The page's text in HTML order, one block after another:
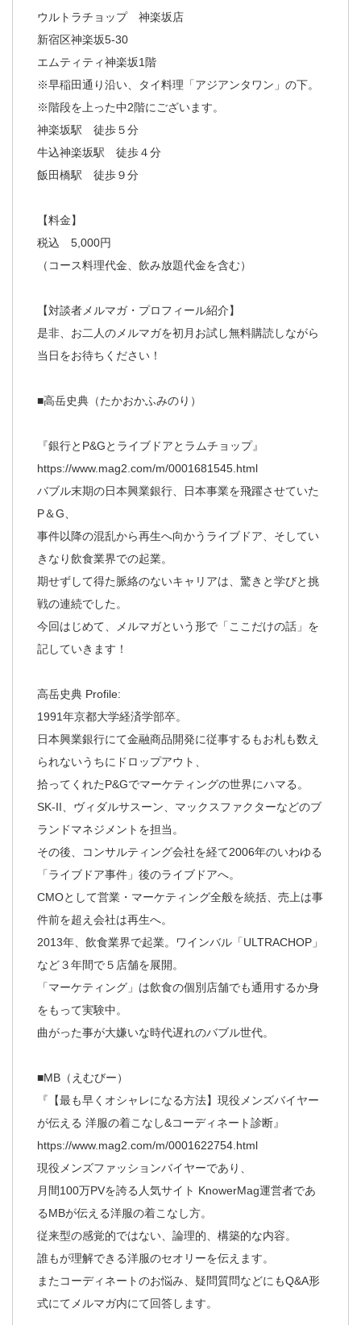
ウルトラチョップ 神楽坂店
新宿区神楽坂5-30
エムティティ神楽坂1階
※早稲田通り沿い、タイ料理「アジアンタワン」の下。
※階段を上った中2階にございます。
神楽坂駅 徒歩５分
牛込神楽坂駅 徒歩４分
飯田橋駅 徒歩９分
【料金】
税込 5,000円
（コース料理代金、飲み放題代金を含む）
【対談者メルマガ・プロフィール紹介】
是非、お二人のメルマガを初月お試し無料購読しながら
当日をお待ちください！
■高岳史典（たかおかふみのり）
『銀行とP&Gとライブドアとラムチョップ』
https://www.mag2.com/m/0001681545.html
バブル末期の日本興業銀行、日本事業を飛躍させていた
P＆G、
事件以降の混乱から再生へ向かうライブドア、そしてい
きなり飲食業界での起業。
期せずして得た脈絡のないキャリアは、驚きと学びと挑
戦の連続でした。
今回はじめて、メルマガという形で「ここだけの話」を
記していきます！
高岳史典 Profile:
1991年京都大学経済学部卒。
日本興業銀行にて金融商品開発に従事するもお札も数え
られないうちにドロップアウト、
拾ってくれたP&Gでマーケティングの世界にハマる。
SK-II、ヴィダルサスーン、マックスファクターなどのブ
ランドマネジメントを担当。
その後、コンサルティング会社を経て2006年のいわゆる
「ライブドア事件」後のライブドアへ。
CMOとして営業・マーケティング全般を統括、売上は事
件前を超え会社は再生へ。
2013年、飲食業界で起業。ワインバル「ULTRACHOP」
など３年間で５店舗を展開。
「マーケティング」は飲食の個別店舗でも通用するか身
をもって実験中。
曲がった事が大嫌いな時代遅れのバブル世代。
■MB（えむびー）
『【最も早くオシャレになる方法】現役メンズバイヤー
が伝える 洋服の着こなし&コーディネート診断』
https://www.mag2.com/m/0001622754.html
現役メンズファッションバイヤーであり、
月間100万PVを誇る人気サイト KnowerMag運営者であ
るMBが伝える洋服の着こなし方。
従来型の感覚的ではない、論理的、構築的な内容。
誰もが理解できる洋服のセオリーを伝えます。
またコーディネートのお悩み、疑問質問などにもQ&A形
式にてメルマガ内にて回答します。